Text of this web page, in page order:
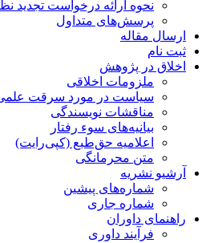
نحوه ارائه درخواست تجدید نظر
پرسش‌های متداول
ارسال مقاله
ثبت نام
اخلاق در پژوهش
ملزومات اخلاقی
سیاست در مورد سرقت علمی
مناقشات نویسندگی
بیانیه‌های سوء رفتار
اعلامیه حق‌طبع (کپی‌رایت)
متن محرمانگی
آرشیو نشریه
شماره‌های پیشین
شماره جاری
راهنمای داوران
فرآیند داوری